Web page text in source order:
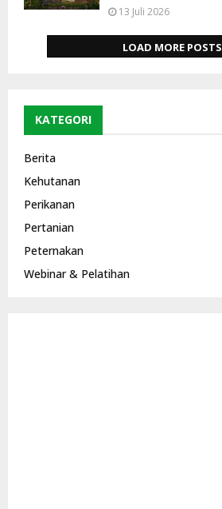
13 Juli 2026
LOAD MORE POSTS
KATEGORI
Berita
Kehutanan
Perikanan
Pertanian
Peternakan
Webinar & Pelatihan